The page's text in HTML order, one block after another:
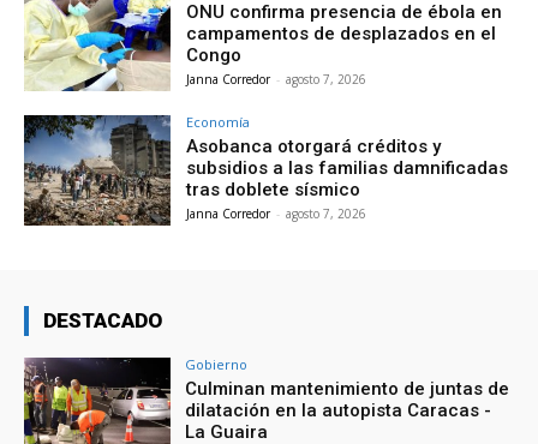
ONU confirma presencia de ébola en
campamentos de desplazados en el
Congo
Janna Corredor - agosto 7, 2026
Economía
Asobanca otorgará créditos y
subsidios a las familias damnificadas
tras doblete sísmico
Janna Corredor - agosto 7, 2026
DESTACADO
Gobierno
Culminan mantenimiento de juntas de
dilatación en la autopista Caracas -
La Guaira